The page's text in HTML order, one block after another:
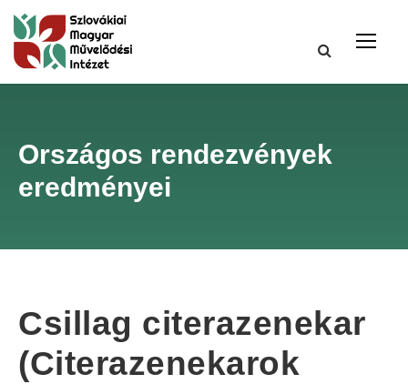
Országos rendezvények
eredményei
Csillag citerazenekar
(Citerazenekarok